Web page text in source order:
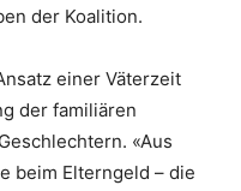
der Koalition.
einer Väterzeit
der familiären
«Aus
beim Elterngeld – die